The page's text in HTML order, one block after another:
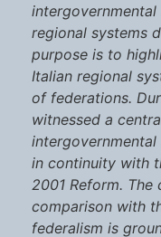
regional systems
purpose is to
Italian regional
of federations.
witnessed a
in continuity with
2001 Reform.
comparison with
federalism is